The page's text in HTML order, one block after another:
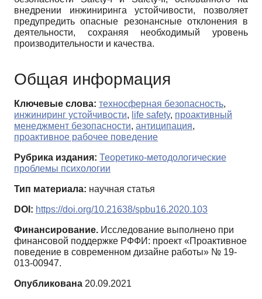
внедрении инжиниринга устойчивости, позволяет
предупредить опасные резонансные отклонения в
деятельности, сохраняя необходимый уровень
производительности и качества.
Общая информация
Ключевые слова: техносферная безопасность,
инжиниринг устойчивости, life safety, проактивный
менеджмент безопасности, антиципация,
проактивное рабочее поведение
Рубрика издания: Теоретико-методологические
проблемы психологии
Тип материала: научная статья
DOI: https://doi.org/10.21638/spbu16.2020.103
Финансирование. Исследование выполнено при
финансовой поддержке РФФИ: проект «Проактивное
поведение в современном дизайне работы» № 19-
013-00947.
Опубликована 20.09.2021